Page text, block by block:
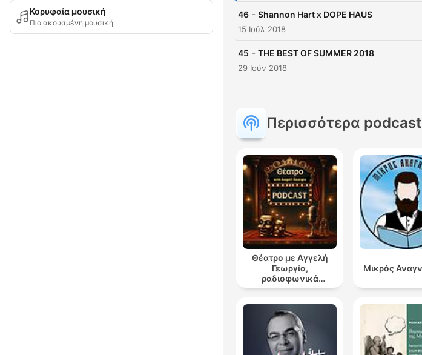
Κορυφαία μουσική
Πιο ακουσμένη μουσική
46 - Shannon Hart x DOPE HAUS
15 Ιούλ 2018
45 - THE BEST OF SUMMER 2018
29 Ιούν 2018
Περισσότερα
Θέατρο με Αγγελή
Γεωργία,
ραδιοφωνικά
θεατρικά έργα
Μικρός